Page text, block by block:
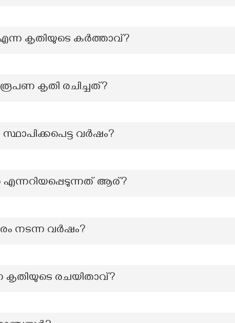
കൃതിയുടെ കർത്താവ്?
കൃതി രചിച്ചത്?
വർഷം?
എന്നറിയപ്പെടുന്നത് ആര്?
നടന്ന വർഷം?
കൃതിയുടെ രചയിതാവ്?